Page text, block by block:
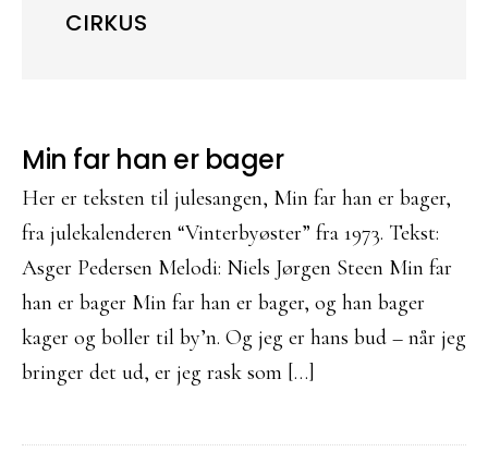
CIRKUS
Min far han er bager
Her er teksten til julesangen, Min far han er bager,
fra julekalenderen “Vinterbyøster” fra 1973. Tekst:
Asger Pedersen Melodi: Niels Jørgen Steen Min far
han er bager Min far han er bager, og han bager
kager og boller til by’n. Og jeg er hans bud – når jeg
bringer det ud, er jeg rask som […]